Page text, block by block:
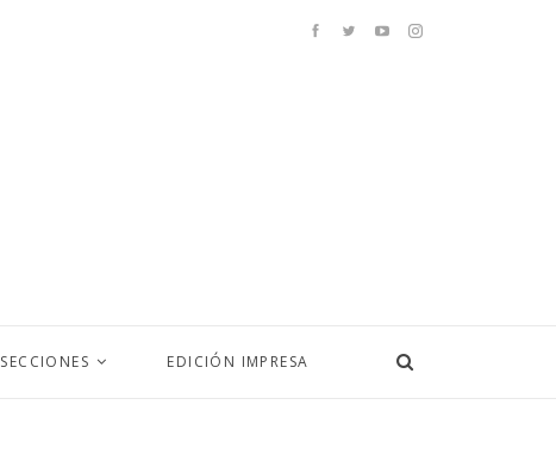
SECCIONES EDICIÓN IMPRESA